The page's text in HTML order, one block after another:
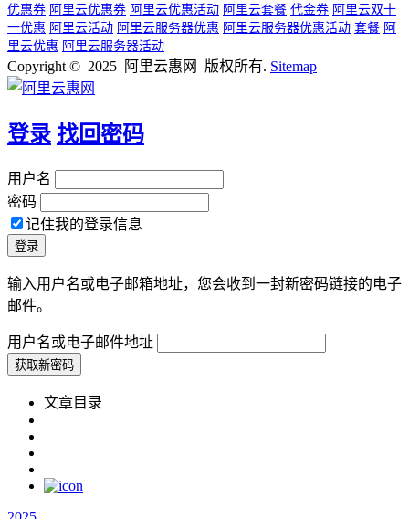
优惠券 阿里云优惠券 阿里云优惠活动 阿里云套餐 代金券 阿里云双十
一优惠 阿里云活动 阿里云服务器优惠 阿里云服务器优惠活动 套餐 阿
里云优惠 阿里云服务器活动
Copyright © 2025 阿里云惠网 版权所有. Sitemap
登录 找回密码
用户名
密码
记住我的登录信息
输入用户名或电子邮箱地址，您会收到一封新密码链接的电子
邮件。
用户名或电子邮件地址
文章目录